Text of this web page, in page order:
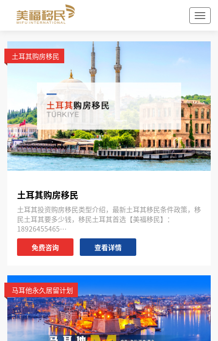
土耳其购房移民
土耳其购房移民
土耳其投资购房移民类型介绍，最新土耳其移民条件政策，移
民土耳其要多少钱，移民土耳其首选【美福移民】：
18926455465…
免费咨询
查看详情
马耳他永久居留计划